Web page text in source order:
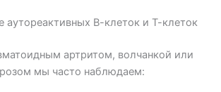
аутореактивных В-клеток и Т-клеток
артритом, волчанкой или
мы часто наблюдаем: